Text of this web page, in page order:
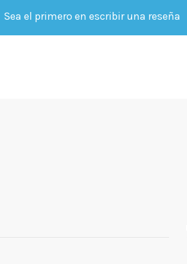
Sea el primero en escribir una reseña